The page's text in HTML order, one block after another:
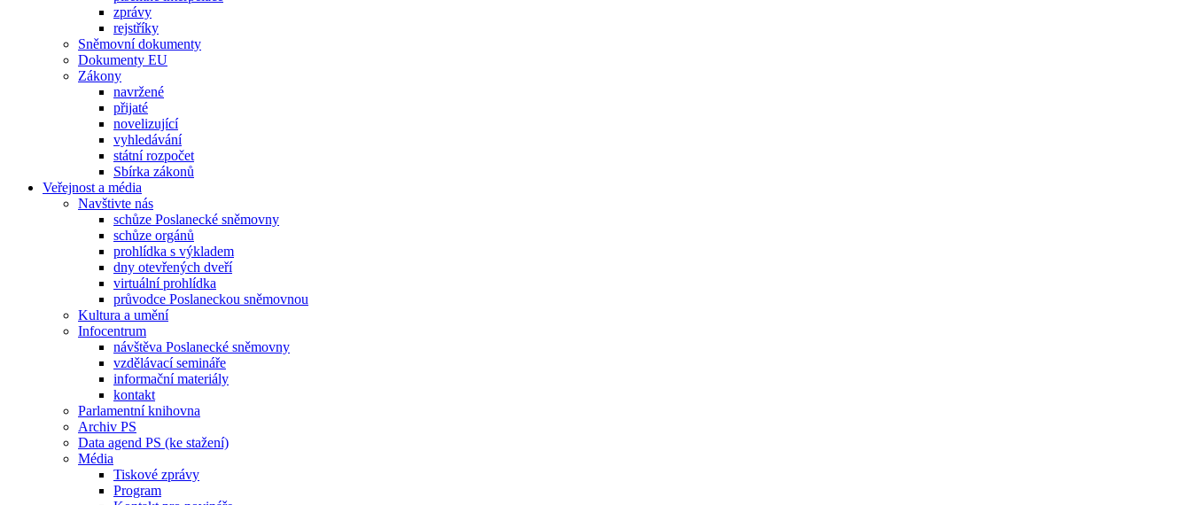
zprávy
rejstříky
Sněmovní dokumenty
Dokumenty EU
Zákony
navržené
přijaté
novelizující
vyhledávání
státní rozpočet
Sbírka zákonů
Veřejnost a média
Navštivte nás
schůze Poslanecké sněmovny
schůze orgánů
prohlídka s výkladem
dny otevřených dveří
virtuální prohlídka
průvodce Poslaneckou sněmovnou
Kultura a umění
Infocentrum
návštěva Poslanecké sněmovny
vzdělávací semináře
informační materiály
kontakt
Parlamentní knihovna
Archiv PS
Data agend PS (ke stažení)
Média
Tiskové zprávy
Program